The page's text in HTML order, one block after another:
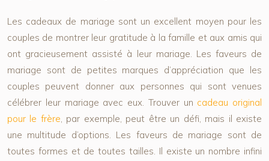
Les cadeaux de mariage sont un excellent moyen pour les
couples de montrer leur gratitude à la famille et aux amis qui
ont gracieusement assisté à leur mariage. Les faveurs de
mariage sont de petites marques d’appréciation que les
couples peuvent donner aux personnes qui sont venues
célébrer leur mariage avec eux. Trouver un cadeau original
pour le frère, par exemple, peut être un défi, mais il existe
une multitude d’options. Les faveurs de mariage sont de
toutes formes et de toutes tailles. Il existe un nombre infini